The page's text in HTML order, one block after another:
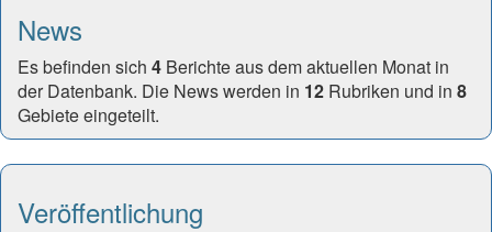
News
Es befinden sich 4 Berichte aus dem aktuellen Monat in
der Datenbank. Die News werden in 12 Rubriken und in 8
Gebiete eingeteilt.
Veröffentlichung